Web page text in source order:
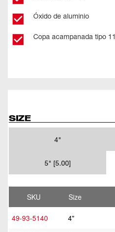
Óxido de aluminio
Copa acampanada tipo 11
SIZE
4"
5" [5.00]
SKU Size
49-93-5140
4"